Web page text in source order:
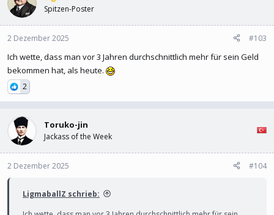
Spitzen-Poster
2 Dezember 2025 #103
Ich wette, dass man vor 3 Jahren durchschnittlich mehr für sein Geld
bekommen hat, als heute.
2
Toruko-jin
Jackass of the Week
2 Dezember 2025 #104
LigmaballZ schrieb: